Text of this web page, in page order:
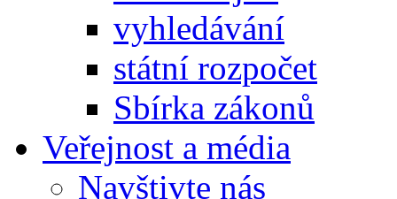
vyhledávání
státní rozpočet
Sbírka zákonů
Veřejnost a média
Navštivte nás